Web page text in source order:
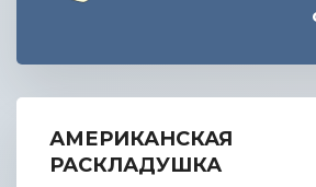
АМЕРИКАНСКАЯ
РАСКЛАДУШКА